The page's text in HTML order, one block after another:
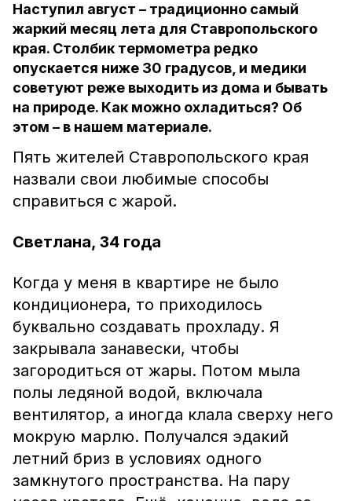
Наступил август – традиционно самый
жаркий месяц лета для Ставропольского
края. Столбик термометра редко
опускается ниже 30 градусов, и медики
советуют реже выходить из дома и бывать
на природе. Как можно охладиться? Об
этом – в нашем материале.
Пять жителей Ставропольского края
назвали свои любимые способы
справиться с жарой.
Светлана, 34 года
Когда у меня в квартире не было
кондиционера, то приходилось
буквально создавать прохладу. Я
закрывала занавески, чтобы
загородиться от жары. Потом мыла
полы ледяной водой, включала
вентилятор, а иногда клала сверху него
мокрую марлю. Получался эдакий
летний бриз в условиях одного
замкнутого пространства. На пару